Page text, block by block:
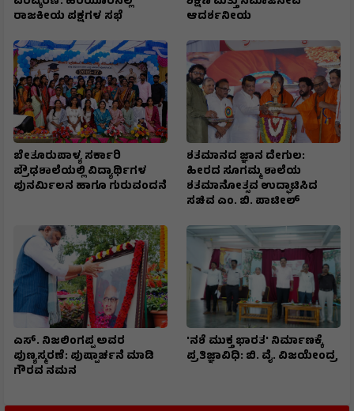
ರಾಜಕೀಯ ಪಕ್ಷಗಳ ಸಭೆ
ಆದರ್ಶನೀಯ
ಬೇತೂರುಪಾಳ್ಯ ಸರ್ಕಾರಿ
ಪ್ರೌಢಶಾಲೆಯಲ್ಲಿ ವಿದ್ಯಾರ್ಥಿಗಳ
ಪುನರ್ಮಿಲನ ಹಾಗೂ ಗುರುವಂದನೆ
ಶತಮಾನದ ಜ್ಞಾನ ದೇಗುಲ:
ಹೀರದ ಸೂಗಮ್ಮ ಶಾಲೆಯ
ಶತಮಾನೋತ್ಸವ ಉದ್ಘಾಟಿಸಿದ
ಸಚಿವ ಎಂ. ಬಿ. ಪಾಟೀಲ್
ಎಸ್. ನಿಜಲಿಂಗಪ್ಪ ಅವರ
ಪುಣ್ಯಸ್ಮರಣೆ: ಪುಷ್ಪಾರ್ಚನೆ ಮಾಡಿ
ಗೌರವ ನಮನ​
'ನಶೆ ಮುಕ್ತ ಭಾರತ' ನಿರ್ಮಾಣಕ್ಕೆ
ಪ್ರತಿಜ್ಞಾವಿಧಿ: ಬಿ. ವೈ. ವಿಜಯೇಂದ್ರ